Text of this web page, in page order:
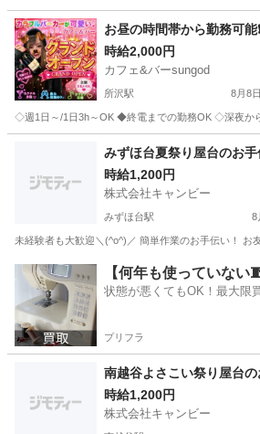
お昼の時間帯から勤務可能
時給2,000円
カフェ&バーsungod
所沢駅 8月8日
◇週1日～/1日3h～OK ◆終電までの勤務OK ◇深夜か
所沢駅 バーテンダー
みずほ台夏祭り屋台のお手
時給1,200円
株式会社キャンビー
みずほ台駅 8
埼玉 富士見市 みずほ台駅 飲食 夏
【何年も使っていない
状態が悪くてもOK！最大限
プリフラ
南越谷よさこい祭り屋台
時給1,200円
株式会社キャンビー